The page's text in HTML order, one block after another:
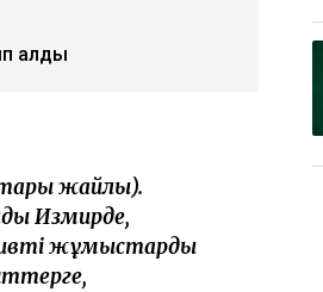
алды
жайлы).
Измирде,
жұмыстарды